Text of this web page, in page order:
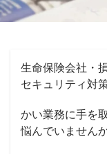
生命保険会社・
セキュリティ対
かい業務に手を
悩んでいません